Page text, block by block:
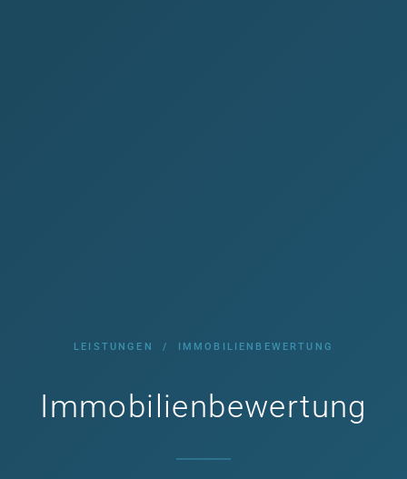
LEISTUNGEN / IMMOBILIENBEWERTUNG
Immobilienbewertung